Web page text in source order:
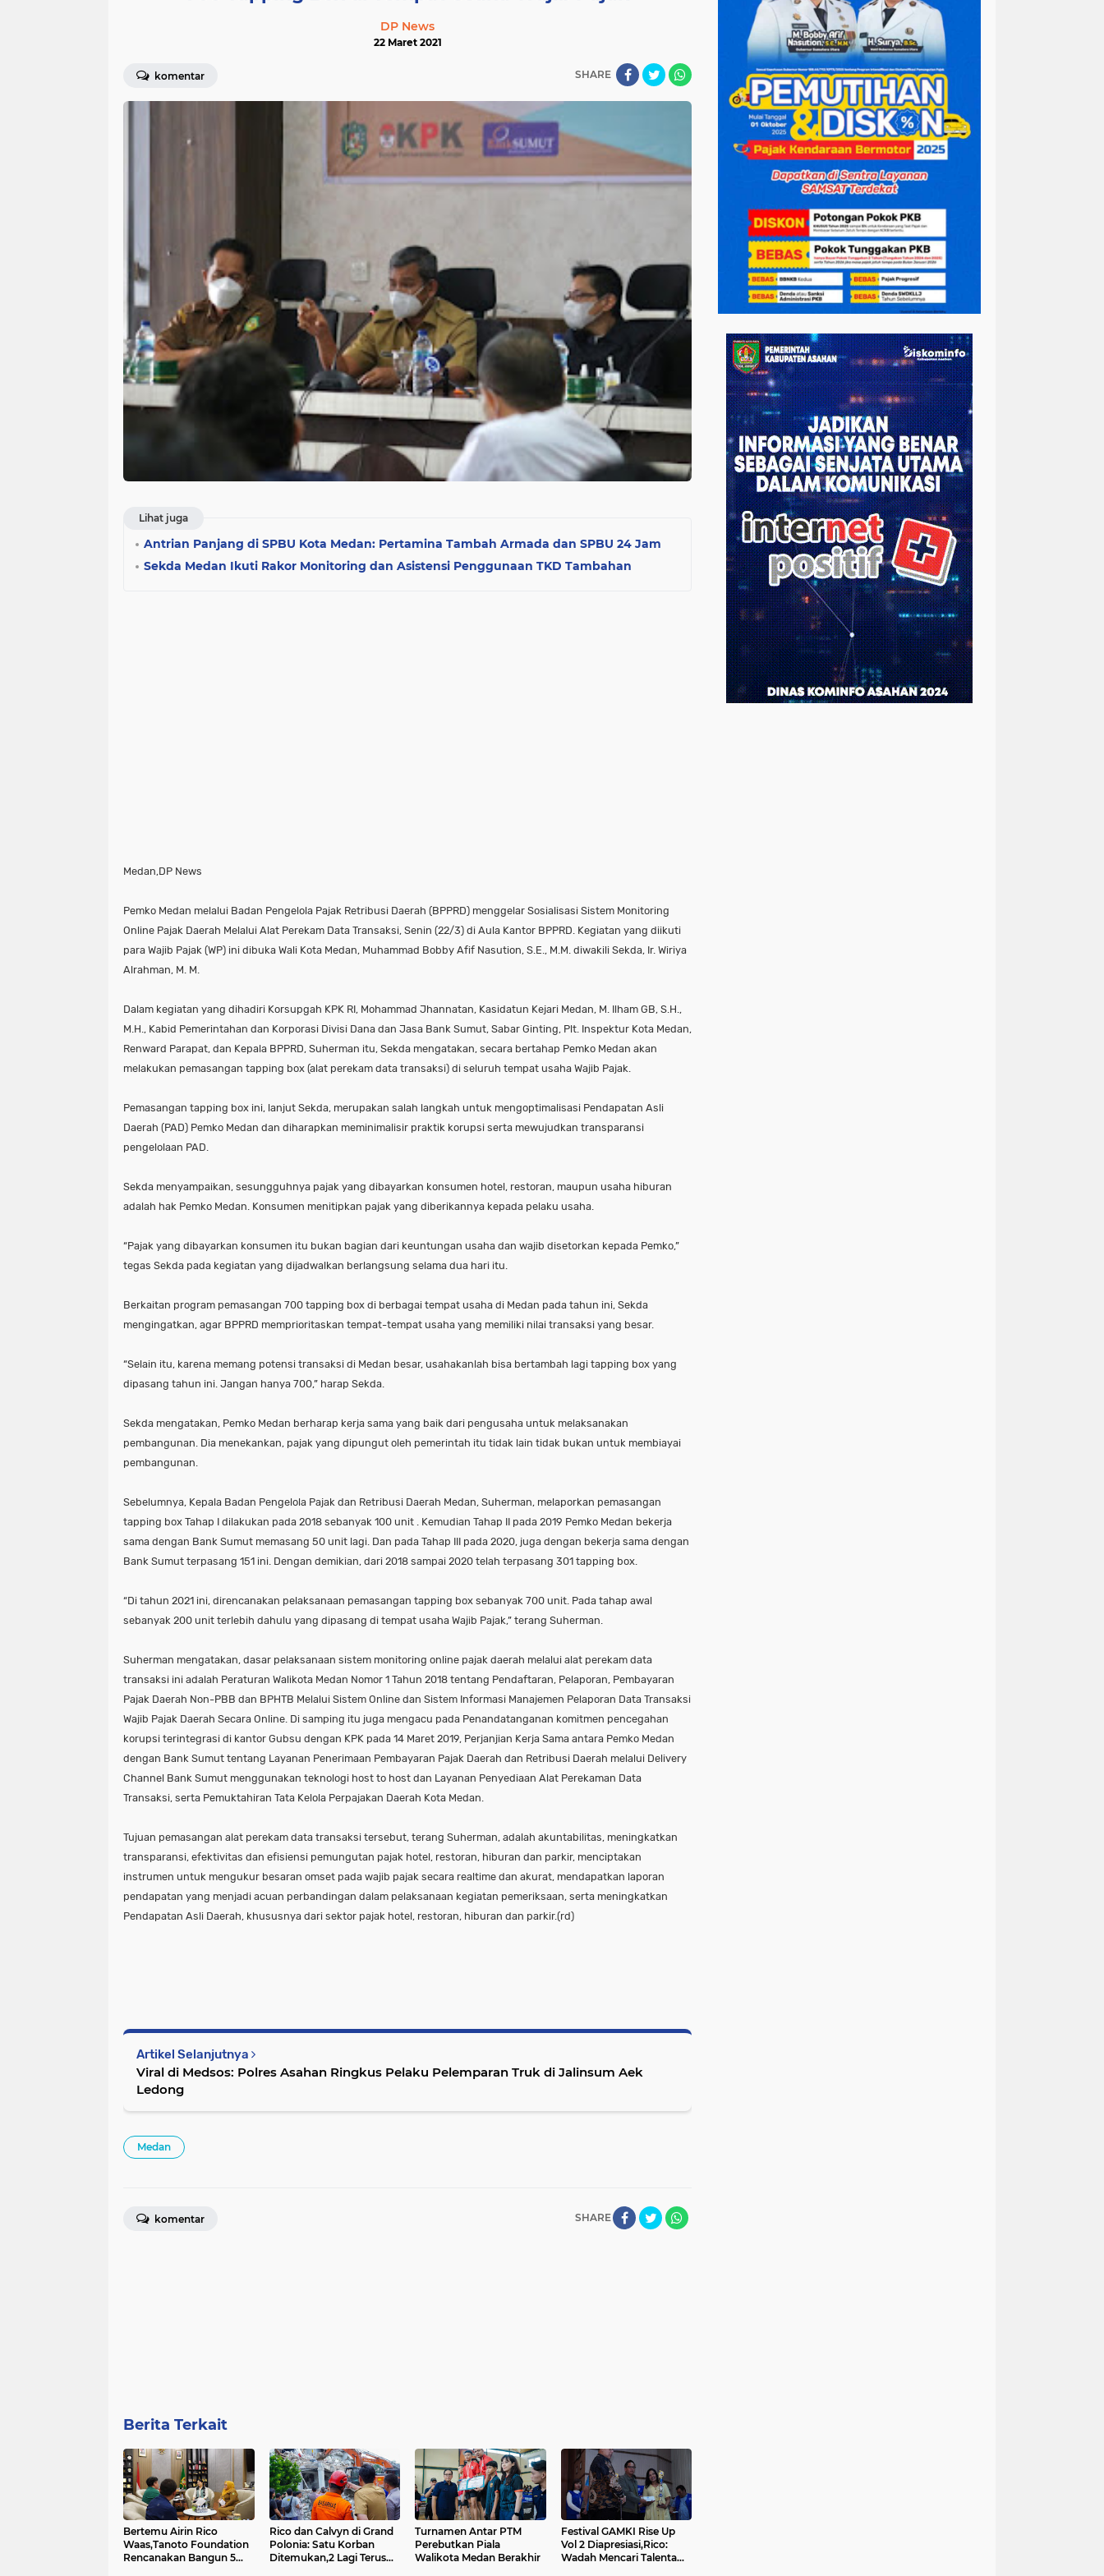
DP News
22 Maret 2021
komentar SHARE
Lihat juga
Antrian Panjang di SPBU Kota Medan: Pertamina Tambah Armada dan SPBU 24 Jam
Sekda Medan Ikuti Rakor Monitoring dan Asistensi Penggunaan TKD Tambahan
Medan,DP News
Pemko Medan melalui Badan Pengelola Pajak Retribusi Daerah (BPPRD) menggelar Sosialisasi Sistem Monitoring
Online Pajak Daerah Melalui Alat Perekam Data Transaksi, Senin (22/3) di Aula Kantor BPPRD. Kegiatan yang diikuti
para Wajib Pajak (WP) ini dibuka Wali Kota Medan, Muhammad Bobby Afif Nasution, S.E., M.M. diwakili Sekda, Ir. Wiriya
Alrahman, M. M.
Dalam kegiatan yang dihadiri Korsupgah KPK RI, Mohammad Jhannatan, Kasidatun Kejari Medan, M. Ilham GB, S.H.,
M.H., Kabid Pemerintahan dan Korporasi Divisi Dana dan Jasa Bank Sumut, Sabar Ginting, Plt. Inspektur Kota Medan,
Renward Parapat, dan Kepala BPPRD, Suherman itu, Sekda mengatakan, secara bertahap Pemko Medan akan
melakukan pemasangan tapping box (alat perekam data transaksi) di seluruh tempat usaha Wajib Pajak.
Pemasangan tapping box ini, lanjut Sekda, merupakan salah langkah untuk mengoptimalisasi Pendapatan Asli
Daerah (PAD) Pemko Medan dan diharapkan meminimalisir praktik korupsi serta mewujudkan transparansi
pengelolaan PAD.
Sekda menyampaikan, sesungguhnya pajak yang dibayarkan konsumen hotel, restoran, maupun usaha hiburan
adalah hak Pemko Medan. Konsumen menitipkan pajak yang diberikannya kepada pelaku usaha.
“Pajak yang dibayarkan konsumen itu bukan bagian dari keuntungan usaha dan wajib disetorkan kepada Pemko,”
tegas Sekda pada kegiatan yang dijadwalkan berlangsung selama dua hari itu.
Berkaitan program pemasangan 700 tapping box di berbagai tempat usaha di Medan pada tahun ini, Sekda
mengingatkan, agar BPPRD memprioritaskan tempat-tempat usaha yang memiliki nilai transaksi yang besar.
“Selain itu, karena memang potensi transaksi di Medan besar, usahakanlah bisa bertambah lagi tapping box yang
dipasang tahun ini. Jangan hanya 700,” harap Sekda.
Sekda mengatakan, Pemko Medan berharap kerja sama yang baik dari pengusaha untuk melaksanakan
pembangunan. Dia menekankan, pajak yang dipungut oleh pemerintah itu tidak lain tidak bukan untuk membiayai
pembangunan.
Sebelumnya, Kepala Badan Pengelola Pajak dan Retribusi Daerah Medan, Suherman, melaporkan pemasangan
tapping box Tahap I dilakukan pada 2018 sebanyak 100 unit . Kemudian Tahap II pada 2019 Pemko Medan bekerja
sama dengan Bank Sumut memasang 50 unit lagi. Dan pada Tahap III pada 2020, juga dengan bekerja sama dengan
Bank Sumut terpasang 151 ini. Dengan demikian, dari 2018 sampai 2020 telah terpasang 301 tapping box.
“Di tahun 2021 ini, direncanakan pelaksanaan pemasangan tapping box sebanyak 700 unit. Pada tahap awal
sebanyak 200 unit terlebih dahulu yang dipasang di tempat usaha Wajib Pajak,” terang Suherman.
Suherman mengatakan, dasar pelaksanaan sistem monitoring online pajak daerah melalui alat perekam data
transaksi ini adalah Peraturan Walikota Medan Nomor 1 Tahun 2018 tentang Pendaftaran, Pelaporan, Pembayaran
Pajak Daerah Non-PBB dan BPHTB Melalui Sistem Online dan Sistem Informasi Manajemen Pelaporan Data Transaksi
Wajib Pajak Daerah Secara Online. Di samping itu juga mengacu pada Penandatanganan komitmen pencegahan
korupsi terintegrasi di kantor Gubsu dengan KPK pada 14 Maret 2019, Perjanjian Kerja Sama antara Pemko Medan
dengan Bank Sumut tentang Layanan Penerimaan Pembayaran Pajak Daerah dan Retribusi Daerah melalui Delivery
Channel Bank Sumut menggunakan teknologi host to host dan Layanan Penyediaan Alat Perekaman Data
Transaksi, serta Pemuktahiran Tata Kelola Perpajakan Daerah Kota Medan.
Tujuan pemasangan alat perekam data transaksi tersebut, terang Suherman, adalah akuntabilitas, meningkatkan
transparansi, efektivitas dan efisiensi pemungutan pajak hotel, restoran, hiburan dan parkir, menciptakan
instrumen untuk mengukur besaran omset pada wajib pajak secara realtime dan akurat, mendapatkan laporan
pendapatan yang menjadi acuan perbandingan dalam pelaksanaan kegiatan pemeriksaan, serta meningkatkan
Pendapatan Asli Daerah, khususnya dari sektor pajak hotel, restoran, hiburan dan parkir.(rd)
Artikel Selanjutnya
Viral di Medsos: Polres Asahan Ringkus Pelaku Pelemparan Truk di Jalinsum Aek
Ledong
Medan
SHARE
komentar
Berita Terkait
Bertemu Airin Rico
Waas,Tanoto Foundation
Rencanakan Bangun 5
Rico dan Calvyn di Grand
Polonia: Satu Korban
Ditemukan,2 Lagi Terus
Turnamen Antar PTM
Perebutkan Piala
Walikota Medan Berakhir
Festival GAMKI Rise Up
Vol 2 Diapresiasi,Rico:
Wadah Mencari Talenta